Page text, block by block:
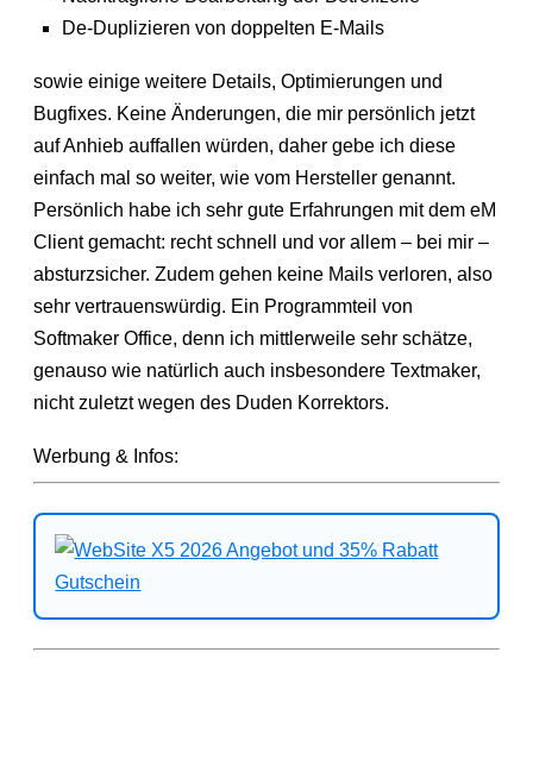
De-Duplizieren von doppelten E-Mails
sowie einige weitere Details, Optimierungen und
Bugfixes. Keine Änderungen, die mir persönlich jetzt
auf Anhieb auffallen würden, daher gebe ich diese
einfach mal so weiter, wie vom Hersteller genannt.
Persönlich habe ich sehr gute Erfahrungen mit dem eM
Client gemacht: recht schnell und vor allem – bei mir –
absturzsicher. Zudem gehen keine Mails verloren, also
sehr vertrauenswürdig. Ein Programmteil von
Softmaker Office, denn ich mittlerweile sehr schätze,
genauso wie natürlich auch insbesondere Textmaker,
nicht zuletzt wegen des Duden Korrektors.
Werbung & Infos: